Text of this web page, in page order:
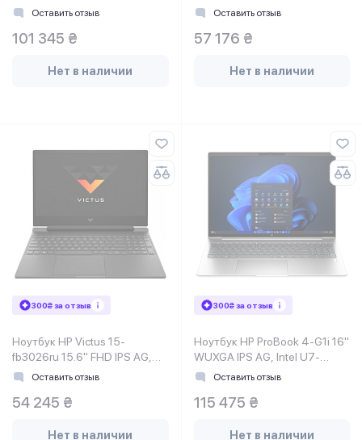
225H, 32GB, F1TB, NVD3050-
Оставить отзыв
101 345 ₴
Нет в наличии
SilverОставить отзыв
57 176 ₴
Нет в наличии
300₴ за отзыв
Ноутбук HP Victus 15-
fb3026ru 15.6" FHD IPS AG,
AMD R7-7445HS, 16GB,
серый
Оставить отзыв
54 245 ₴
Нет в наличии
300₴ за отзыв
Ноутбук HP ProBook 4-G1i 16"
WUXGA IPS AG, Intel U7-
255H, 32GB, F1TB, NVD3050-
Оставить отзыв
115 475 ₴
Нет в наличии